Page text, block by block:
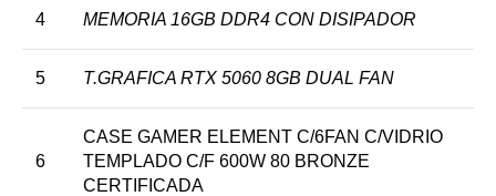
4 MEMORIA 16GB DDR4 CON DISIPADOR
5 T.GRAFICA RTX 5060 8GB DUAL FAN
6
CASE GAMER ELEMENT C/6FAN C/VIDRIO
TEMPLADO C/F 600W 80 BRONZE
CERTIFICADA